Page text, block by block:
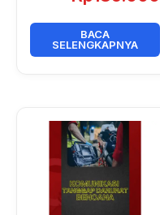
BACA
SELENGKAPNYA